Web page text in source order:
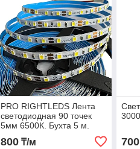
PRO RIGHTLEDS Лента
светодиодная 90 точек
5мм 6500К. Бухта 5 м.
800₸/м 700